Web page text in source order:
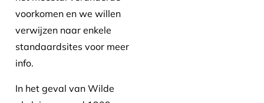
voorkomen en we willen
verwijzen naar enkele
standaardsites voor meer
info.
In het geval van Wilde